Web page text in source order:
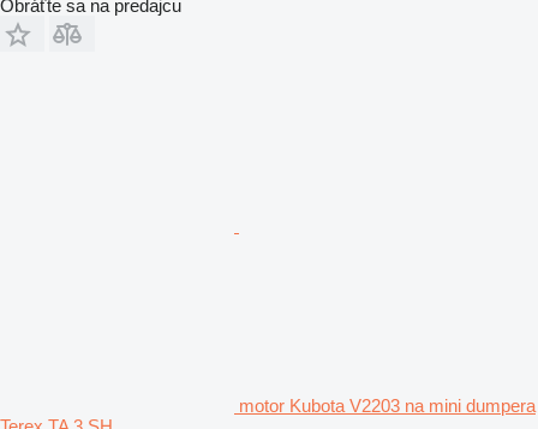
Obráťte sa na predajcu
motor Kubota V2203 na mini dumpera